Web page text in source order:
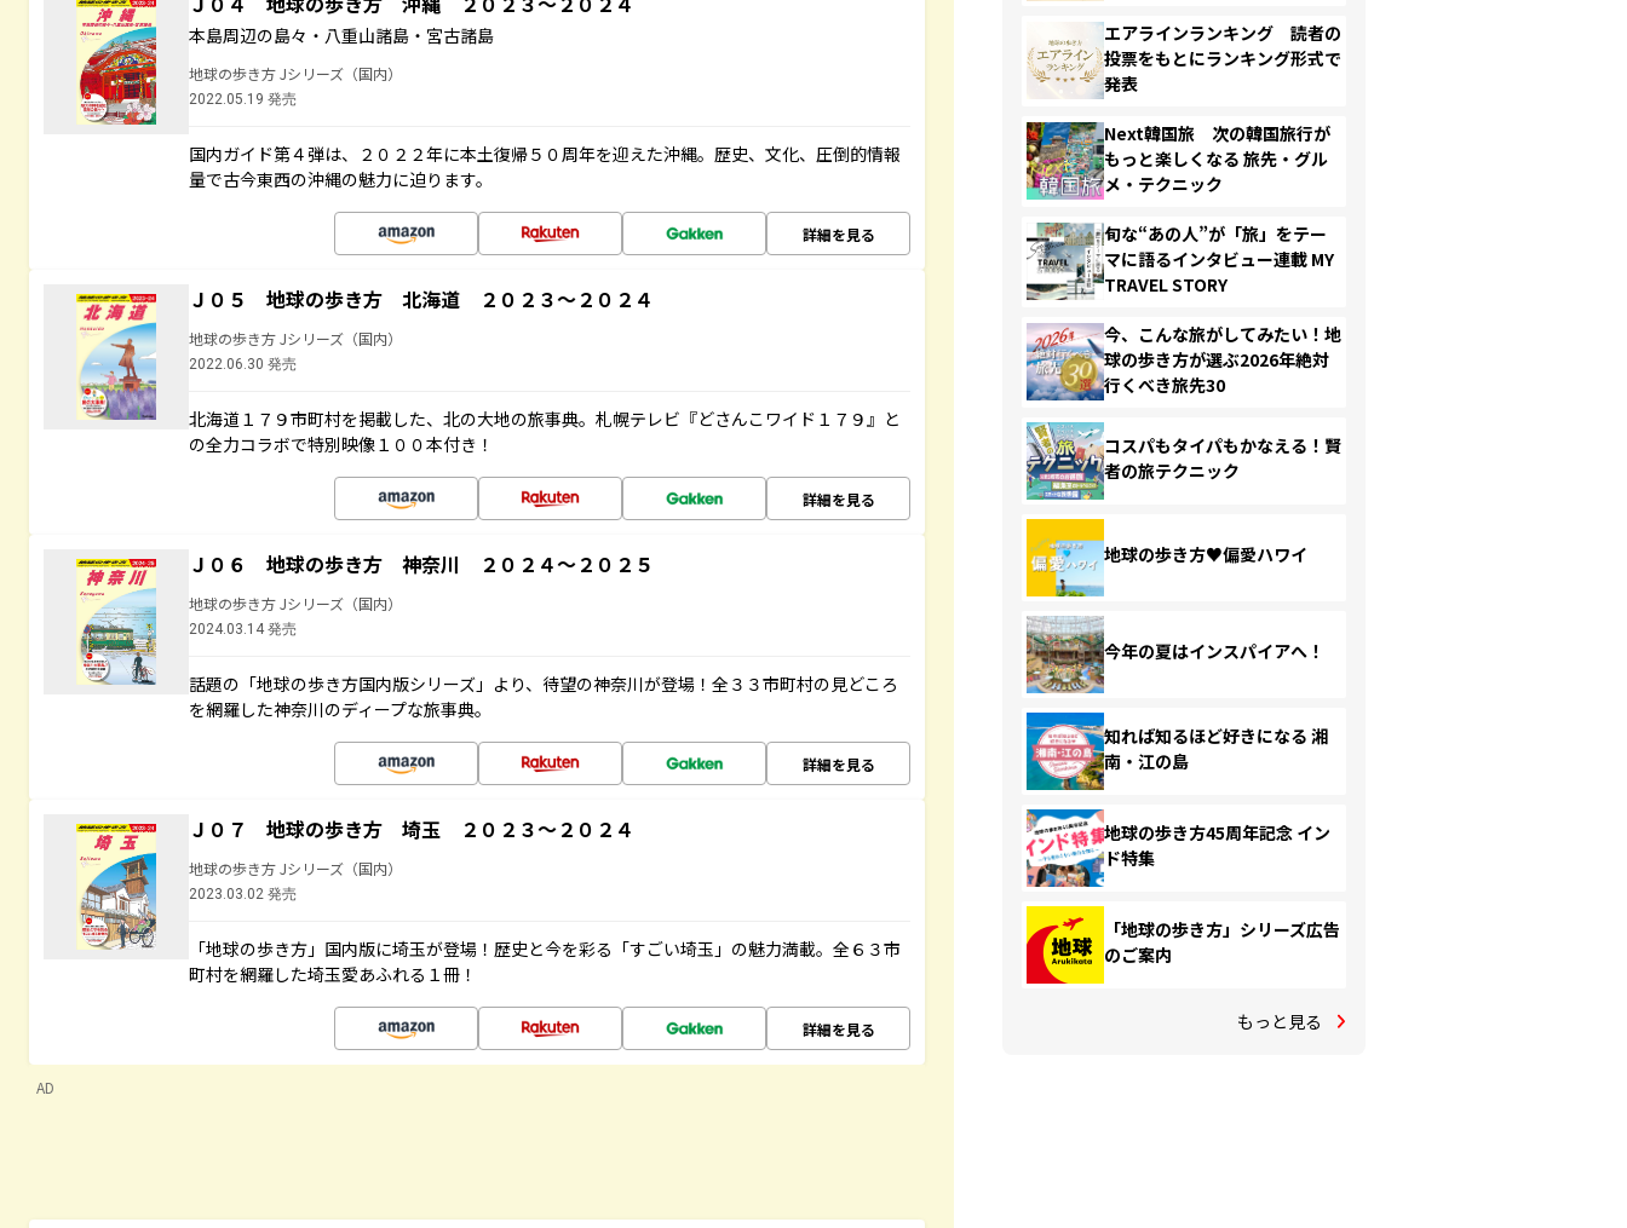
本島周辺の島々・八重山諸島・宮古諸島
地球の歩き方 Jシリーズ（国内）
2022.05.19 発売
国内ガイド第４弾は、２０２２年に本土復帰５０周年を迎えた沖縄。歴史、文化、圧倒的情報
量で古今東西の沖縄の魅力に迫ります。
詳細を見る
Ｊ０５ 地球の歩き方 北海道 ２０２３～２０２４
地球の歩き方 Jシリーズ（国内）
2022.06.30 発売
北海道１７９市町村を掲載した、北の大地の旅事典。札幌テレビ『どさんこワイド１７９』と
の全力コラボで特別映像１００本付き！
詳細を見る
Ｊ０６ 地球の歩き方 神奈川 ２０２４～２０２５
地球の歩き方 Jシリーズ（国内）
2024.03.14 発売
話題の「地球の歩き方国内版シリーズ」より、待望の神奈川が登場！全３３市町村の見どころ
を網羅した神奈川のディープな旅事典。
詳細を見る
Ｊ０７ 地球の歩き方 埼玉 ２０２３～２０２４
地球の歩き方 Jシリーズ（国内）
2023.03.02 発売
「地球の歩き方」国内版に埼玉が登場！歴史と今を彩る「すごい埼玉」の魅力満載。全６３市
町村を網羅した埼玉愛あふれる１冊！
詳細を見る
AD
エアラインランキング 読者の
投票をもとにランキング形式で
発表
Next韓国旅 次の韓国旅行が
もっと楽しくなる 旅先・グル
メ・テクニック
旬な“あの人”が「旅」をテー
マに語るインタビュー連載 MY
TRAVEL STORY
今、こんな旅がしてみたい！地
球の歩き方が選ぶ2026年絶対
行くべき旅先30
コスパもタイパもかなえる！賢
者の旅テクニック
地球の歩き方♥偏愛ハワイ
今年の夏はインスパイアへ！
知れば知るほど好きになる 湘
南・江の島
地球の歩き方45周年記念 イン
ド特集
「地球の歩き方」シリーズ広告
のご案内
もっと見る